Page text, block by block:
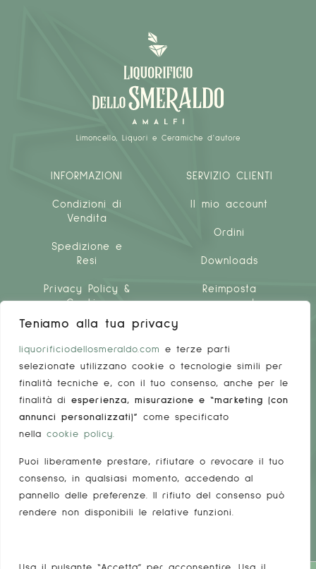
Teniamo alla tua privacy
liquorificiodellosmeraldo.com
e terze parti
selezionate utilizzano cookie o tecnologie simili per
finalità tecniche e, con il tuo consenso, anche per le
finalità di esperienza, misurazione e “marketing (con
annunci personalizzati)”
come specificato
nella cookie policy.
Puoi liberamente prestare, rifiutare o revocare il tuo
consenso, in qualsiasi momento, accedendo al
pannello delle preferenze. Il rifiuto del consenso può
rendere non disponibili le relative funzioni.
Limoncello, Liquori e Ceramiche d'autore
INFORMAZIONI
Condizioni di
Vendita
Spedizione e
Resi
Privacy Policy &
Cookies
SERVIZIO CLIENTI
Il mio account
Ordini
Downloads
Reimposta
password
LINKS UTILI
Come fare la spesa
Il nostro Team
Notizie